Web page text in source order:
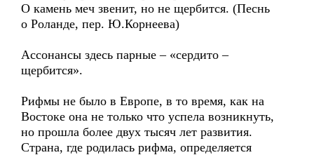
О камень меч звенит, но не щербится. (Песнь
о Роланде, пер. Ю.Корнеева)
Ассонансы здесь парные – «сердито –
щербится».
Рифмы не было в Европе, в то время, как на
Востоке она не только что успела возникнуть,
но прошла более двух тысяч лет развития.
Страна, где родилась рифма, определяется